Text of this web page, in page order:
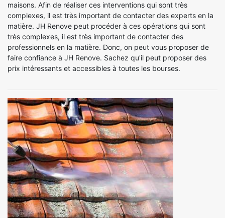
maisons. Afin de réaliser ces interventions qui sont très
complexes, il est très important de contacter des experts en la
matière. JH Renove peut procéder à ces opérations qui sont
très complexes, il est très important de contacter des
professionnels en la matière. Donc, on peut vous proposer de
faire confiance à JH Renove. Sachez qu'il peut proposer des
prix intéressants et accessibles à toutes les bourses.